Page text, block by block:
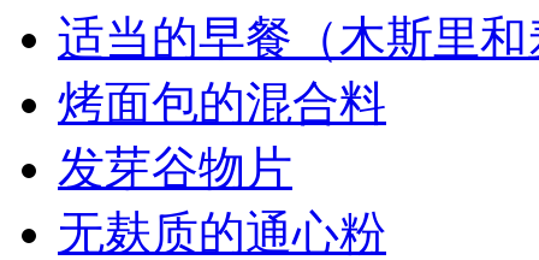
适当的早餐（木斯里
烤面包的混合料
发芽谷物片
无麸质的通心粉